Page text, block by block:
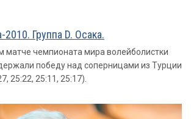
Группа D. Осака.
матче чемпионата мира волейболистки
победу над соперницами из Турции
25:22, 25:11, 25:17).